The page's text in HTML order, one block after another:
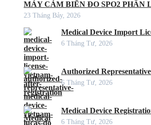
MÁY CẢM BIẾN ĐO SPO2 PHÂN
23 Tháng Bảy, 2026
Medical Device Import
6 Tháng Tư, 2026
Authorized
6 Tháng Tư, 2026
Medical Device
6 Tháng Tư, 2026